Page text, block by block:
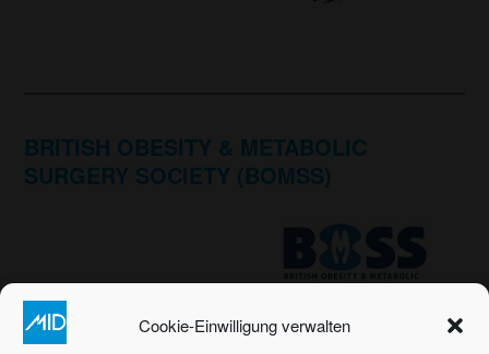
Cookie-Einwilligung verwalten
BRITISH OBESITY & METABOLIC
SURGERY SOCIETY (BOMSS)
Sehen Sie sich das nächste BOMSS-Event an